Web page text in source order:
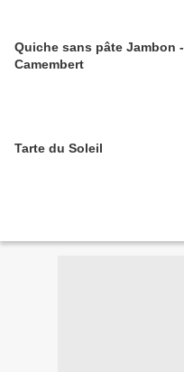
Quiche sans pâte Jambon -
Camembert
Tarte du Soleil